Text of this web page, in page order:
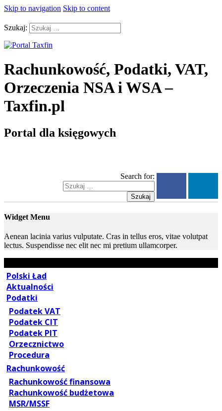
Skip to navigation Skip to content
Szukaj:
Rachunkowość, Podatki, VAT,
Orzeczenia NSA i WSA –
Taxfin.pl
Portal dla księgowych
Search for:
Szukaj
Widget Menu
Aenean lacinia varius vulputate. Cras in tellus eros, vitae volutpat
lectus. Suspendisse nec elit nec mi pretium ullamcorper.
Polski Ład
Aktualności
Podatki
Podatek VAT
Podatek CIT
Podatek PIT
Orzecznictwo
Procedura
Rachunkowość
Rachunkowość finansowa
Rachunkowość budżetowa
MSR/MSSF